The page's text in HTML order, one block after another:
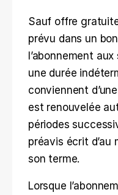
Sauf offre
prévu dans un
l’abonnement
une durée
conviennent
est renouvelée
périodes
préavis écrit
son terme.
Lorsque